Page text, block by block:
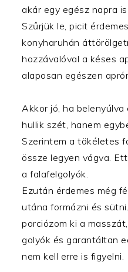
akár egy egész napra
Szűrjük le, picit
konyharuhán
hozzávalóval a késes
alaposan egészen
Akkor jó, ha
hullik szét, hanem
Szerintem a tökéletes
össze legyen vágva.
a falafelgolyók.
Ezután érdemes még
utána formázni és
porciózom ki a
golyók és garantáltan
nem kell erre is figyelni.